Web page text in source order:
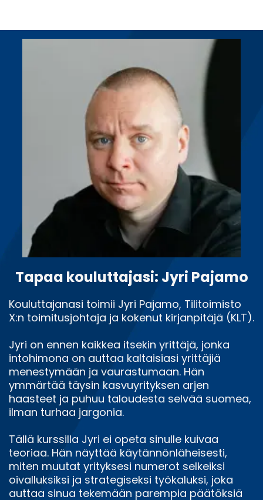
Tapaa kouluttajasi: Jyri Pajamo
Kouluttajanasi toimii Jyri Pajamo, Tilitoimisto
X:n toimitusjohtaja ja kokenut kirjanpitäjä (KLT).
Jyri on ennen kaikkea itsekin yrittäjä, jonka
intohimona on auttaa kaltaisiasi yrittäjiä
menestymään ja vaurastumaan. Hän
ymmärtää täysin kasvuyrityksen arjen
haasteet ja puhuu taloudesta selvää suomea,
ilman turhaa jargonia.
Tällä kurssilla Jyri ei opeta sinulle kuivaa
teoriaa. Hän näyttää käytännönläheisesti,
miten muutat yrityksesi numerot selkeiksi
oivalluksiksi ja strategiseksi työkaluksi, joka
auttaa sinua tekemään parempia päätöksiä